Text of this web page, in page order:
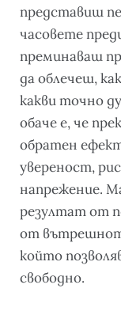
представиш
часовете
преминаваш
да облечеш,
какви точно
обаче е, че
обратен
увереност,
напрежение.
резултат от
от
който
свободно.